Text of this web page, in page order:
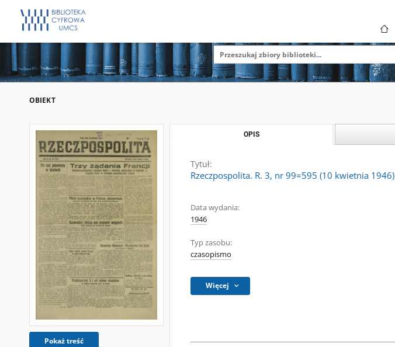
OBIEKT
Pokaż treść
OPIS
Tytuł:
Rzeczpospolita. R. 3, nr 99=595 (10 kwietnia 1946)
Data wydania:
1946
Typ zasobu:
czasopismo
Więcej